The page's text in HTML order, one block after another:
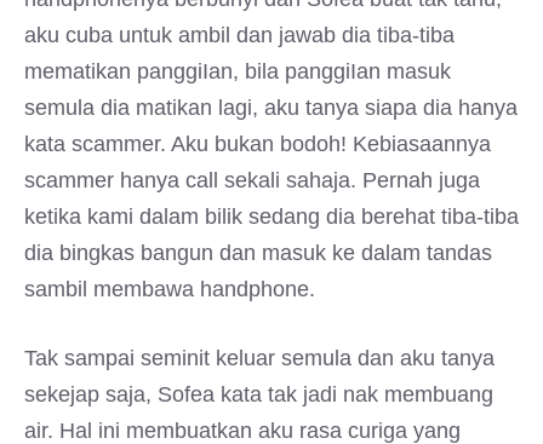
aku cuba untuk ambil dan jawab dia tiba-tiba
mematikan panggiIan, bila panggiIan masuk
semula dia matikan lagi, aku tanya siapa dia hanya
kata scammer. Aku bukan bodoh! Kebiasaannya
scammer hanya call sekali sahaja. Pernah juga
ketika kami dalam bilik sedang dia berehat tiba-tiba
dia bingkas bangun dan masuk ke dalam tandas
sambil membawa handphone.
Tak sampai seminit keluar semula dan aku tanya
sekejap saja, Sofea kata tak jadi nak membuang
air. Hal ini membuatkan aku rasa curiga yang